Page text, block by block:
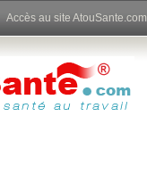
Accès au site AtouSante.com